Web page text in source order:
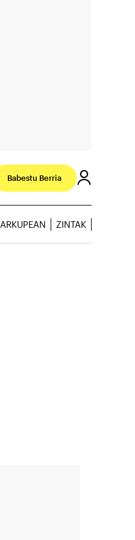
Babestu Berria
ARKUPEAN ZINTAK